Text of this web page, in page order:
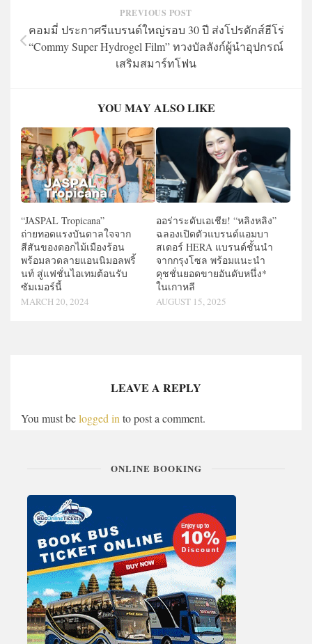
PREVIOUS POST
คอมมี่ ประกาศรีแบรนด์ใหญ่รอบ 30 ปี ส่งโปรดักส์ฮีโร่
“Commy Super Hydrogel Film” ทวงบัลลังก์ผู้นำอุปกรณ์
เสริมสมาร์ทโฟน
YOU MAY ALSO LIKE
“JASPAL Tropicana”
ถ่ายทอดแรงบันดาลใจจาก
สีสันของดอกไม้เมืองร้อน
พร้อมลวดลายแอนนิมอลพริ้
นท์ สู่แฟชั่นไอเทมต้อนรับ
ซัมเมอร์นี้
MARCH 20, 2024
ออร่าระดับเอเชีย! “หลิงหลิง”
ฉลองเปิดตัวแบรนด์แอมบา
สเดอร์ HERA แบรนด์ชั้นนำ
จากกรุงโซล พร้อมแนะนำ
คุชชั่นยอดขายอันดับหนึ่ง*
ในเกาหลี
AUGUST 15, 2025
LEAVE A REPLY
You must belogged into post a comment.
ONLINE BOOKING